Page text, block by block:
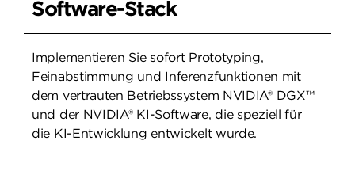
Software-Stack
Implementieren Sie sofort Prototyping,
Feinabstimmung und Inferenzfunktionen mit
dem vertrauten Betriebssystem NVIDIA® DGX™
und der NVIDIA® KI-Software, die speziell für
die KI-Entwicklung entwickelt wurde.